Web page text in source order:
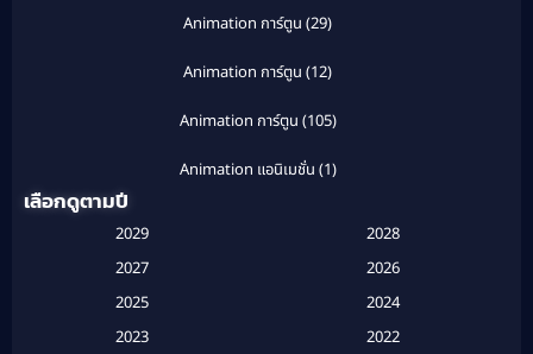
Animation การ์ตูน (29)
Animation การ์ตูน (12)
Animation การ์ตูน (105)
Animation แอนิเมชั่น (1)
เลือกดูตามปี
2029
2028
2027
2026
2025
2024
2023
2022